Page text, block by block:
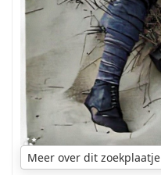
Meer over dit zoekplaatje